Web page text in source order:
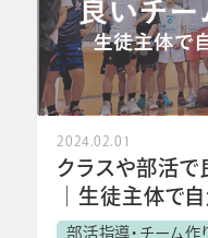
2024.02.01
クラスや部活で
│生徒主体で自
部活指導・チーム作